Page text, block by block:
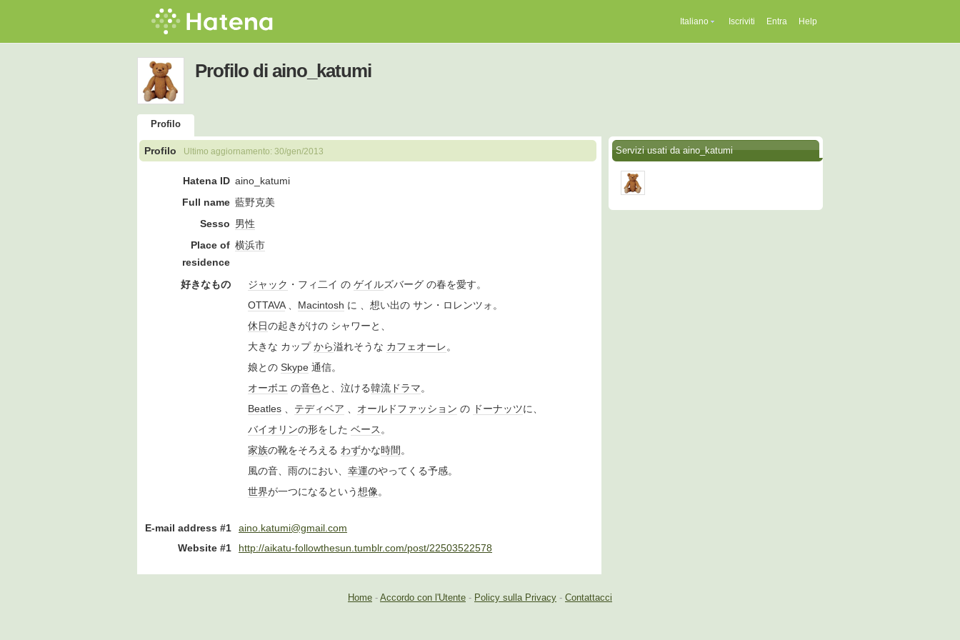
Italiano Iscriviti Entra Help
Profilo di aino_katumi
Profilo
Profilo Ultimo aggiornamento: 30/gen/2013
Hatena ID aino_katumi
Full name 藍野克美
Sesso 男性
Place of
residence
横浜市
好きなもの ジャック ・フィ二イ の ゲイルズバーグ の春を愛す。
OTTAVA、 Macintosh に 、想い出の サン・ロレンツォ。
休日の起きがけの シャワーと、
大きな カップから溢れそうな カフェオーレ。
娘との Skype 通信。
オーボエ の音色と、泣ける韓流ドラマ。
Beatles 、 テディベア 、 オールドファッション の ドーナッツに、
バイオリンの形をした ベース。
家族の靴をそろえる わずかな時間。
風の音、雨のにおい、 幸運のやってくる予感。
世界が一つになるという想像。
E-mail address #1
aino.katumi@gmail.com
Website #1
http://aikatu-followthesun.tumblr.com/post/22503522578
Servizi usati da aino_katumi
Home - Accordo con l'Utente - Policy sulla Privacy - Contattacci